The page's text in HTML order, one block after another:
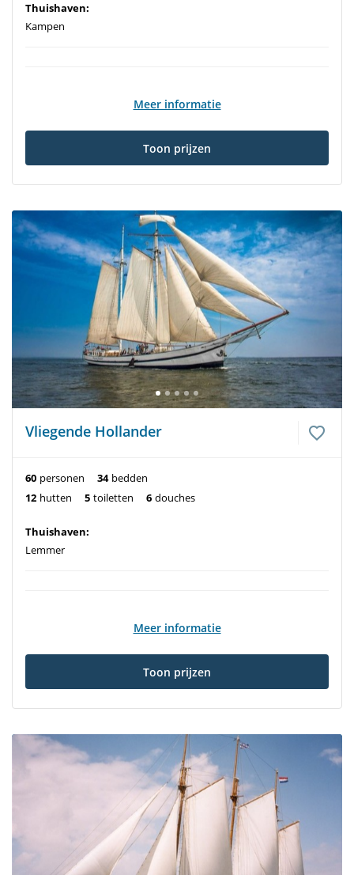
Thuishaven:
Kampen
Meer informatie
Toon prijzen
Vliegende Hollander
60 personen 34 bedden
12 hutten 5 toiletten 6 douches
Thuishaven:
Lemmer
Meer informatie
Toon prijzen